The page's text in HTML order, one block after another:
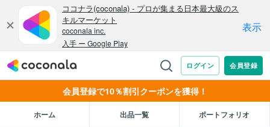
会員登録で10％割引クーポンを獲得！
ホーム 出品一覧 ポートフォリオ